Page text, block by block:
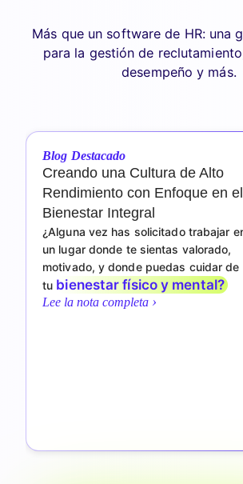
Más que un software de HR: una
para la gestión de
desempeño y más.
Blog Destacado
Creando una Cultura de Alto
Rendimiento con Enfoque en el
Bienestar Integral
¿Alguna vez has solicitado trabajar
un lugar donde te sientas valorado,
motivado, y donde puedas cuidar de
tu bienestar físico y mental?
Lee la nota completa ›